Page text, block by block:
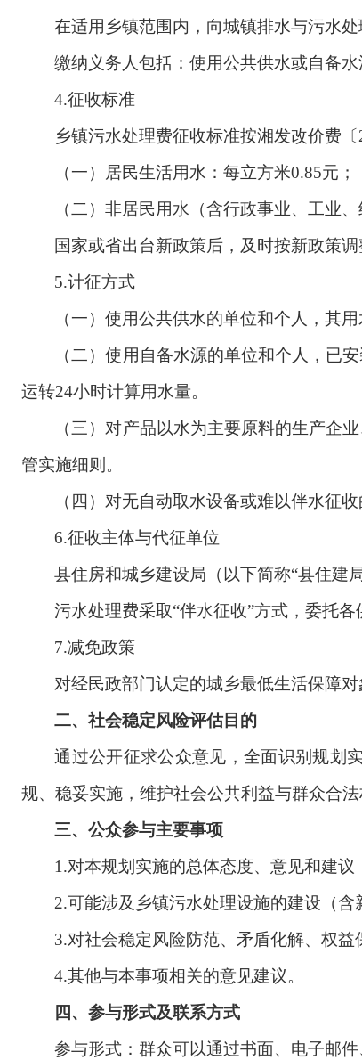
在适用乡镇范围内，向城镇排水与污水
缴纳义务人包括：使用公共供水或自备
4.征收标准
乡镇污水处理费征收标准按湘发改价费〔
（一）居民生活用水：每立方米0.85元；
（二）非居民用水（含行政事业、工业
国家或省出台新政策后，及时按新政策
5.计征方式
（一）使用公共供水的单位和个人，其
（二）使用自备水源的单位和个人，已
运转24小时计算用水量。
（三）对产品以水为主要原料的生产企
管实施细则。
（四）对无自动取水设备或难以伴水征
6.征收主体与代征单位
县住房和城乡建设局（以下简称“县住建
污水处理费采取“伴水征收”方式，委托
7.减免政策
对经民政部门认定的城乡最低生活保障
二、社会稳定风险评估目的
通过公开征求公众意见，全面识别规划
规、稳妥实施，维护社会公共利益与群众合法
三、公众参与主要事项
1.对本规划实施的总体态度、意见和建议
2.可能涉及乡镇污水处理设施的建设（
3.对社会稳定风险防范、矛盾化解、权益
4.其他与本事项相关的意见建议。
四、参与形式及联系方式
参与形式：群众可以通过书面、电子邮